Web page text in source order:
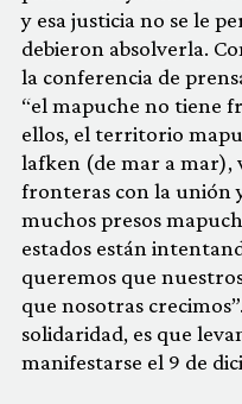
y esa justicia no se le
debieron absolverla.
la conferencia de
“el mapuche no tiene
ellos, el territorio
lafken (de mar a mar),
fronteras con la unión
muchos presos
estados están
queremos que
que nosotras
solidaridad, es que
manifestarse el 9 de